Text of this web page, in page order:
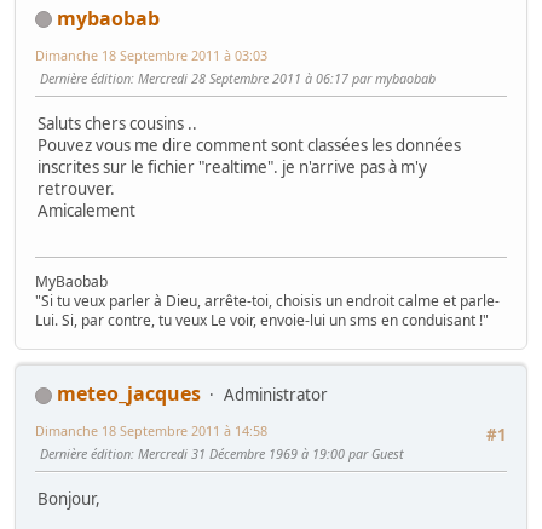
mybaobab
Dimanche 18 Septembre 2011 à 03:03
Dernière édition: Mercredi 28 Septembre 2011 à 06:17 par mybaobab
Saluts chers cousins ..
Pouvez vous me dire comment sont classées les données
inscrites sur le fichier "realtime". je n'arrive pas à m'y
retrouver.
Amicalement
MyBaobab
"Si tu veux parler à Dieu, arrête-toi, choisis un endroit calme et parle-
Lui. Si, par contre, tu veux Le voir, envoie-lui un sms en conduisant !"
meteo_jacques
Administrator
#1
Dimanche 18 Septembre 2011 à 14:58
Dernière édition: Mercredi 31 Décembre 1969 à 19:00 par Guest
Bonjour,